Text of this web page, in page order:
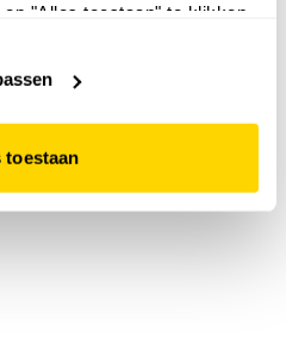
"Alles toestaan" te klikken.
toestaan